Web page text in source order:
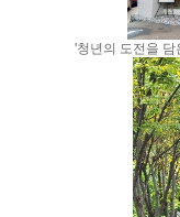
'청년의 도전을 담